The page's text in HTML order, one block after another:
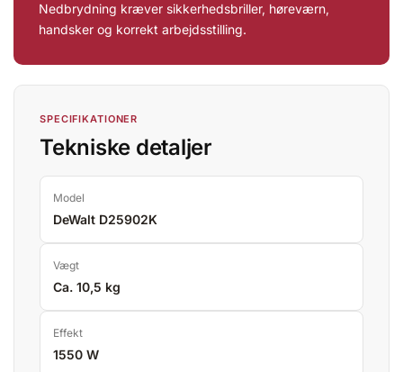
Nedbrydning kræver sikkerhedsbriller, høreværn,
handsker og korrekt arbejdsstilling.
SPECIFIKATIONER
Tekniske detaljer
Model
DeWalt D25902K
Vægt
Ca. 10,5 kg
Effekt
1550 W